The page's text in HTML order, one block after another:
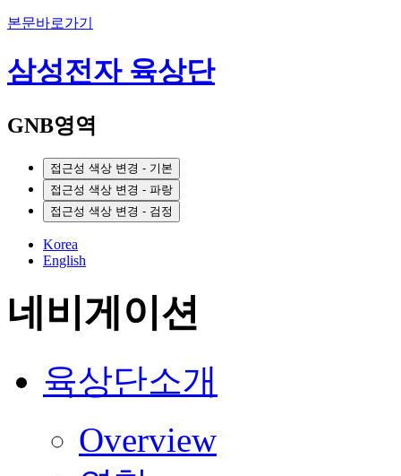
본문바로가기
삼성전자 육상단
GNB영역
접근성 색상 변경 - 기본
접근성 색상 변경 - 파랑
접근성 색상 변경 - 검정
Korea
English
네비게이션
육상단소개
Overview